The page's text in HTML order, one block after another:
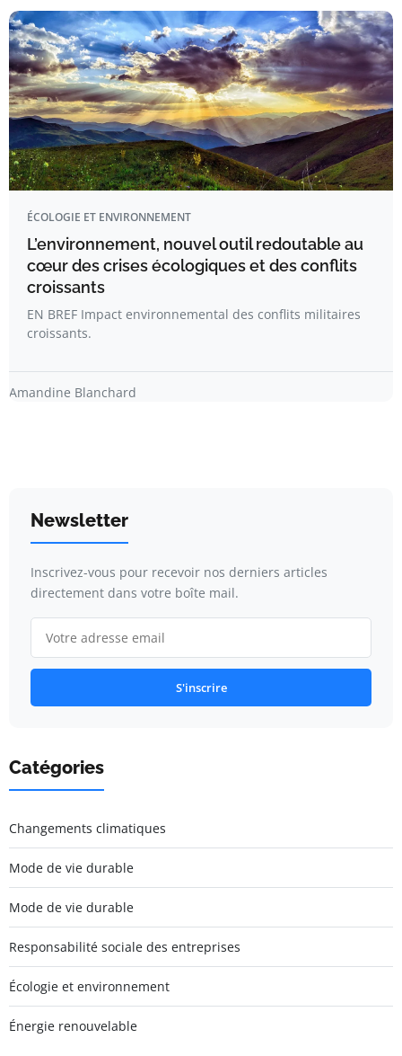
ÉCOLOGIE ET ENVIRONNEMENT
L’environnement, nouvel outil redoutable au
cœur des crises écologiques et des conflits
croissants
EN BREF Impact environnemental des conflits militaires
croissants.
Amandine Blanchard
Newsletter
Inscrivez-vous pour recevoir nos derniers articles
directement dans votre boîte mail.
S'inscrire
Catégories
Changements climatiques
Mode de vie durable
Mode de vie durable
Responsabilité sociale des entreprises
Écologie et environnement
Énergie renouvelable